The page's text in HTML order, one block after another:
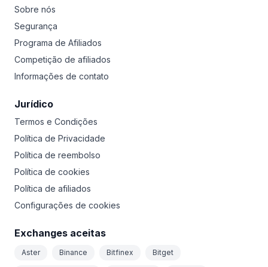
Sobre nós
Segurança
Programa de Afiliados
Competição de afiliados
Informações de contato
Jurídico
Termos e Condições
Política de Privacidade
Política de reembolso
Política de cookies
Política de afiliados
Configurações de cookies
Exchanges aceitas
Aster Binance Bitfinex Bitget